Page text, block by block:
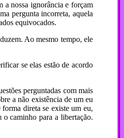
a nossa ignorância e forçam
pergunta incorreta, aquela
equivocados.
Ao mesmo tempo, ele
se elas estão de acordo
perguntadas com mais
a não existência de um eu
direta se existe um eu,
o caminho para a libertação.